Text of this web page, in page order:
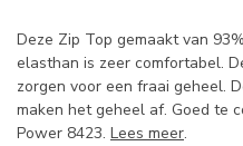
Deze Zip Top gemaakt van
elasthan is zeer comfortabel.
zorgen voor een fraai geheel.
maken het geheel af. Goed te
Power 8423. Lees meer.